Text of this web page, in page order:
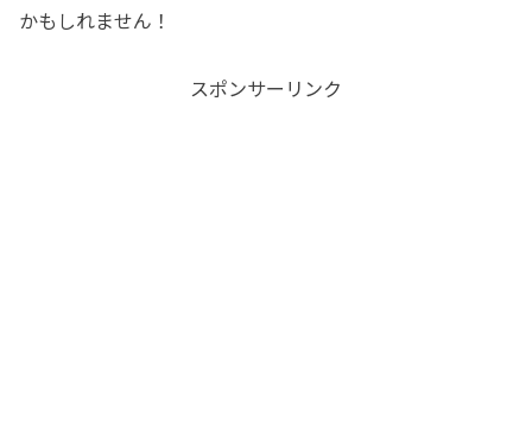
かもしれません！
スポンサーリンク